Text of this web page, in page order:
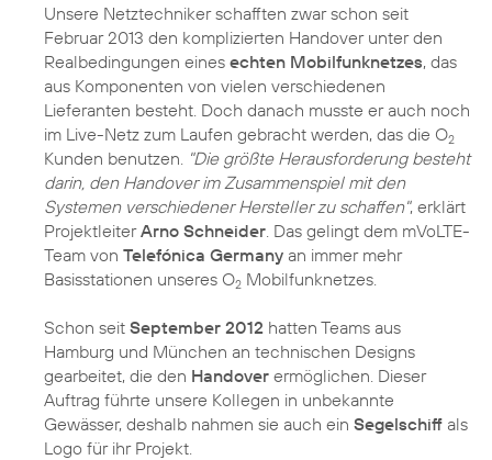
Unsere Netztechniker schafften zwar schon seit
Februar2013 den komplizierten Handover unter den
Realbedingungen eines echten Mobilfunknetzes, das
aus Komponenten von vielen verschiedenen
Lieferanten besteht. Doch danach musste er auch noch
im Live-Netz zum Laufen gebracht werden, das die O2
Kunden benutzen. "Die größte Herausforderung besteht
darin, den Handover im Zusammenspiel mit den
Systemen verschiedener Hersteller zu schaffen", erklärt
ProjektleiterArno Schneider . Das gelingt dem mVoLTE-
Team von Telefónica Germany an immer mehr
Basisstationen unseres O2 Mobilfunknetzes.
Schon seit September 2012 hatten Teams aus
Hamburg und München an technischen Designs
gearbeitet, die den Handover ermöglichen. Dieser
Auftrag führte unsere Kollegen in unbekannte
Gewässer, deshalb nahmen sie auch ein Segelschiff als
Logo für ihr Projekt.